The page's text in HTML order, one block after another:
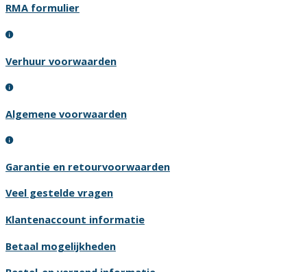
RMA formulier
Verhuur voorwaarden
Algemene voorwaarden
Garantie en retourvoorwaarden
Veel gestelde vragen
Klantenaccount informatie
Betaal mogelijkheden